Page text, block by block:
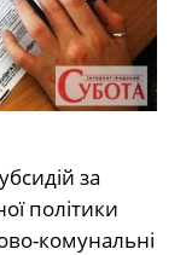
за
політики
комунальні